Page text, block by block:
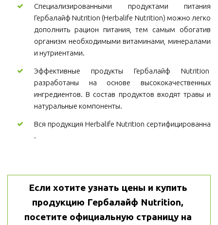
Специализированными продуктами питания
Гербалайф Nutrition (Herbalife Nutrition) можно легко
дополнить рацион питания, тем самым обогатив
организм необходимыми витаминами, минералами
и нутриентами.
Эффективные продукты Гербалайф Nutrition
разработаны на основе высококачественных
ингредиентов. В состав продуктов входят травы и
натуральные компоненты.
Вся продукция Herbalife Nutrition сертифицированна
.
Если хотите узнать цены и купить
продукцию Гербалайф Nutrition,